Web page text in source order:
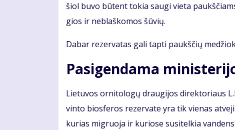
šiol bu­vo bū­tent to­kia sau­gi vie­ta
gios ir ne­blaš­ko­mos šū­vių.
Da­bar re­zer­va­tas ga­li tap­ti paukš­čių
Pa­si­gen­da­ma
Lie­tu­vos or­ni­to­lo­gų drau­gi­jos di­rek­to­riaus
vin­to bios­fe­ros re­zer­va­te yra tik vie­nas
ku­rias mig­ruo­ja ir ku­rio­se su­si­tel­kia